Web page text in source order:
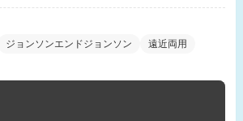
ジョンソンエンドジョンソン 遠近両用